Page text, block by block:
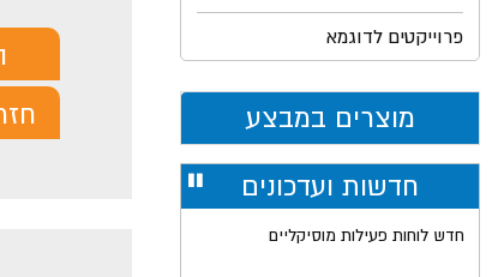
פרוייקטים לדוגמא
מוצרים במבצע
עצור
חדשות ועדכונים
חדש לוחות פעילות מוסיקליים